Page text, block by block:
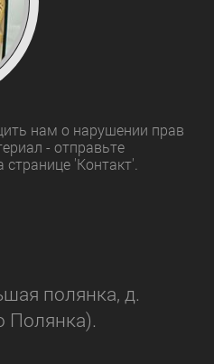
нам о нарушении прав
- отправьте
'Контакт'.
полянка, д.
Полянка).